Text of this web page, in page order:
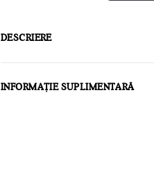
DESCRIERE
INFORMAȚIE SUPLIMENTARĂ